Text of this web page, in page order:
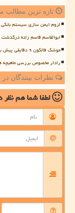
تازه ترین مطالب
لزوم ایمن سازی سیستم بانکی
ابوالقاسم قاسم زاده درگذشت
موشک فالکون ۹ دقایقی پیش با ماه برخورد کرد
رادار مخصوص بررسی ماهیچه
نظرات بینندگان
لطفا شما همنظر